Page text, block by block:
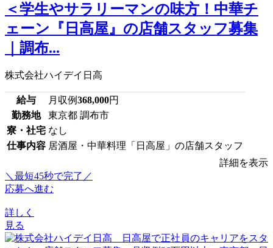
＜学生やサラリーマンの味方！中華チ
ェーン『日高屋』の店舗スタッフ募集
｜調布...
株式会社ハイデイ日高
給与 月収例368,000円
勤務地
東京都 調布市
寮・社宅 なし
仕事内容 居酒屋・中華料理「日高屋」の店舗スタッフ
詳細を表示
＼最短45秒で完了／
応募へ進む
詳しく
見る